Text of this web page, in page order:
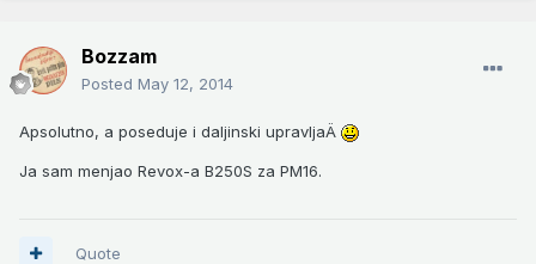
Bozzam
Posted May 12, 2014
Apsolutno, a poseduje i daljinski upravljaÄ
Ja sam menjao Revox-a B250S za PM16.
Quote